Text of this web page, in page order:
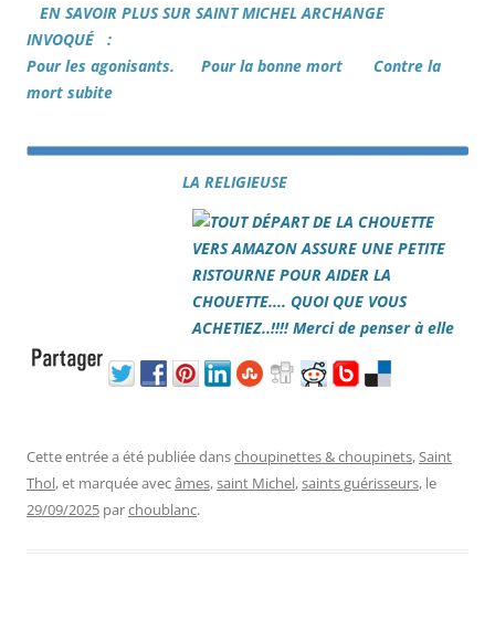
EN SAVOIR PLUS SUR SAINT MICHEL ARCHANGE
INVOQUÉ :
Pour les agonisants. Pour la bonne mort Contre la
mort subite
LA RELIGIEUSE
Cette entrée a été publiée danschoupinettes & choupinets,Saint
Thol, et marquée avecâmes,saint Michel,saints guérisseurs, le
29/09/2025 parchoublanc.